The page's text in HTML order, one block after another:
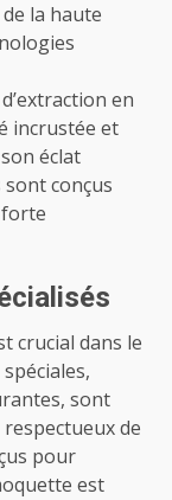
la haute
en
incrustée et
éclat
sont conçus
crucial dans le
sont
de
pour
est